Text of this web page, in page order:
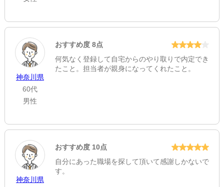
神奈川県
60代
男性
おすすめ度 8点
何気なく登録して自宅からのやり取りで内定でき
たこと。担当者が親身になってくれたこと。
神奈川県
おすすめ度 10点
自分にあった職場を探して頂いて感謝しかないで
す。